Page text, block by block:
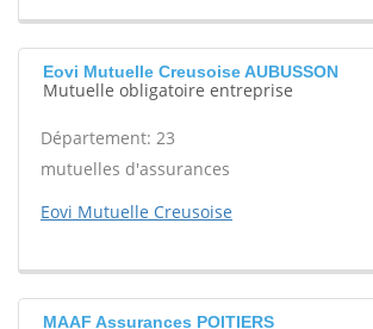
Eovi Mutuelle Creusoise AUBUSSON
Mutuelle obligatoire entreprise
Département: 23
mutuelles d'assurances
Eovi Mutuelle Creusoise
MAAF Assurances POITIERS